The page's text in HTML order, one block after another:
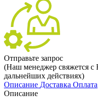
Отправьте запрос
(Наш менеджер свяжется с
дальнейших действиях)
Описание Доставка Оплата
Описание